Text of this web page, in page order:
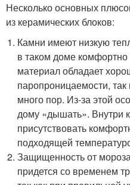
Несколько основных
из керамических блоков:
Камни имеют низкую
в таком доме комфортно
материал обладает
паропроницаемости, так
много пор. Из-за этой
дому «дышать». Внутри
присутствовать
подходящей
Защищенность от
придется со временем